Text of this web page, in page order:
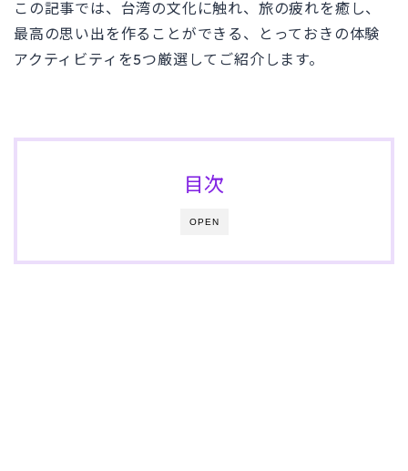
この記事では、台湾の文化に触れ、旅の疲れを癒し、
最高の思い出を作ることができる、とっておきの体験
アクティビティを5つ厳選してご紹介します。
OPEN
目次